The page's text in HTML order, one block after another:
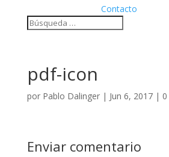
Contacto
pdf-icon
por Pablo Dalinger| Jun 6, 2017|
Enviar comentario